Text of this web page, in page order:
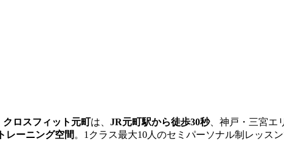
クロスフィット元町は、 JR元町駅から徒歩30秒、神戸・三宮エ
レーニング空間 。1クラス最大10人のセミパーソナル制レッス